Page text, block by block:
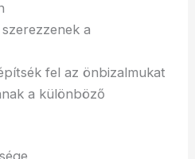
a
fel az önbizalmukat
a különböző